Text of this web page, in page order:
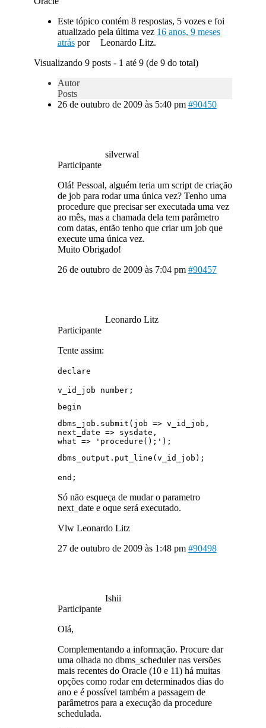
Este tópico contém 8 respostas, 5 vozes e foi
atualizado pela última vez 16 anos, 9 meses
atráspor
Leonardo Litz.
Visualizando 9 posts - 1 até 9 (de 9 do total)
Autor
Posts
26 de outubro de 2009 às 5:40 pm #90450
silverwal
Participante
Olá! Pessoal, alguém teria um script de criação
de job para rodar uma única vez? Tenho uma
procedure que precisar ser executada uma vez
ao mês, mas a chamada dela tem parâmetro
com datas, então tenho que criar um job que
execute uma única vez.
Muito Obrigado!
26 de outubro de 2009 às 7:04 pm #90457
Leonardo Litz
Participante
Tente assim:
declare
v_id_job number;
begin
dbms_job.submit(job => v_id_job,
next_date => sysdate,
what => 'procedure();');
dbms_output.put_line(v_id_job);
end;
Só não esqueça de mudar o parametro
next_date e oque será executado.
Vlw Leonardo Litz
27 de outubro de 2009 às 1:48 pm #90498
Ishii
Participante
Olá,
Complementando a informação. Procure dar
uma olhada no dbms_scheduler nas versões
mais recentes do Oracle (10 e 11) há muitas
opções como rodar em determinados dias do
ano e é possível também a passagem de
parâmetros para a execução da procedure
schedulada.